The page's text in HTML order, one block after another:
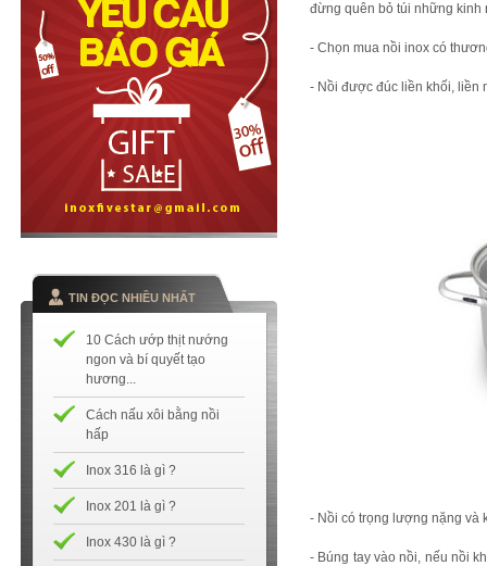
TIN ĐỌC NHIỀU NHẤT
10 Cách ướp thịt nướng
ngon và bí quyết tạo
hương...
Cách nấu xôi bằng nồi
hấp
Inox 316 là gì ?
Inox 201 là gì ?
Inox 430 là gì ?
đừng quên bỏ túi những kinh
- Chọn mua nồi inox có
- Nồi được đúc liền khối, liền
- Nồi có trọng lượng nặng và
- Búng tay vào nồi, nếu nồi